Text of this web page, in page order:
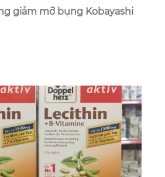
giảm mỡ bụng Kobayashi